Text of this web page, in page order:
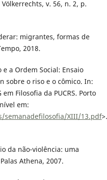
v. 56, n. 2, p.
migrantes, formas de
2018.
e a Ordem Social: Ensaio
sobre o riso e o cômico. In:
Filosofia da PUCRS. Porto
em:
XIII/13.pdf>.
da não-violência: uma
Athena, 2007.